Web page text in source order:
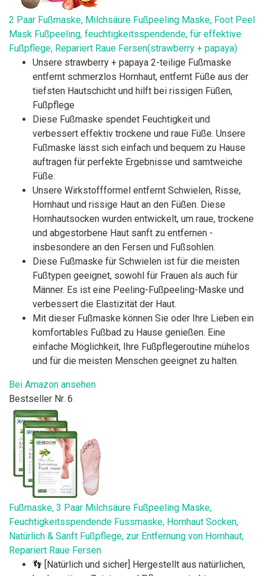
2 Paar Fußmaske, Milchsäure Fußpeeling Maske, Foot Peel
Mask Fußpeeling, feuchtigkeitsspendende, für effektive
Fußpflege, Repariert Raue Fersen(strawberry + papaya)
Unsere strawberry + papaya 2-teilige Fußmaske
entfernt schmerzlos Hornhaut, entfernt Füße aus der
tiefsten Hautschicht und hilft bei rissigen Füßen,
Fußpflege
Diese Fußmaske spendet Feuchtigkeit und
verbessert effektiv trockene und raue Füße. Unsere
Fußmaske lässt sich einfach und bequem zu Hause
auftragen für perfekte Ergebnisse und samtweiche
Füße.
Unsere Wirkstoffformel entfernt Schwielen, Risse,
Hornhaut und rissige Haut an den Füßen. Diese
Hornhautsocken wurden entwickelt, um raue, trockene
und abgestorbene Haut sanft zu entfernen -
insbesondere an den Fersen und Fußsohlen.
Diese Fußmaske für Schwielen ist für die meisten
Fußtypen geeignet, sowohl für Frauen als auch für
Männer. Es ist eine Peeling-Fußpeeling-Maske und
verbessert die Elastizität der Haut.
Mit dieser Fußmaske können Sie oder Ihre Lieben ein
komfortables Fußbad zu Hause genießen. Eine
einfache Möglichkeit, Ihre Fußpflegeroutine mühelos
und für die meisten Menschen geeignet zu halten.
Bei Amazon ansehen
Bestseller Nr. 6
Fußmaske, 3 Paar Milchsäure Fußpeeling Maske,
Feuchtigkeitsspendende Fussmaske, Hornhaut Socken,
Natürlich & Sanft Fußpflege, zur Entfernung von Hornhaut,
Repariert Raue Fersen
👣 [Natürlich und sicher] Hergestellt aus natürlichen,